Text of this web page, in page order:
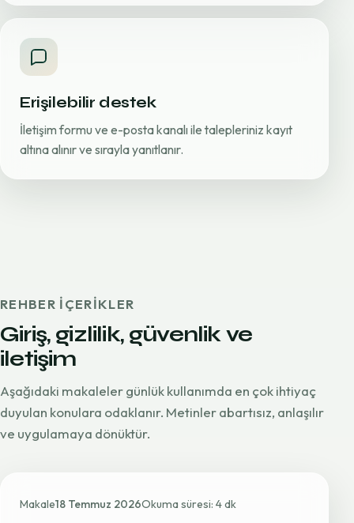
Erişilebilir destek
İletişim formu ve e-posta kanalı ile talepleriniz kayıt
altına alınır ve sırayla yanıtlanır.
REHBER IÇERIKLER
Giriş, gizlilik, güvenlik ve
iletişim
Aşağıdaki makaleler günlük kullanımda en çok ihtiyaç
duyulan konulara odaklanır. Metinler abartısız, anlaşılır
ve uygulamaya dönüktür.
Makale18 Temmuz 2026Okuma süresi: 4 dk